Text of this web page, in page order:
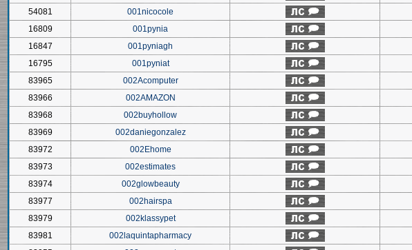
54081
001nicocole
16809
001pynia
16847
001pyniagh
16795
001pyniat
83965
002Acomputer
83966
002AMAZON
83968
002buyhollow
83969
002daniegonzalez
83972
002Ehome
83973
002estimates
83974
002glowbeauty
83977
002hairspa
83979
002klassypet
83981
002laquintapharmacy